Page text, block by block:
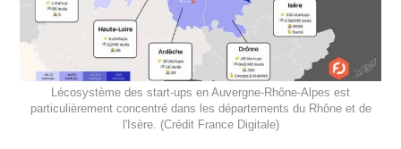
Lécosystème des start-ups en Auvergne-Rhône-Alpes est
particulièrement concentré dans les départements du Rhône et de
l'Isère. (Crédit France Digitale)